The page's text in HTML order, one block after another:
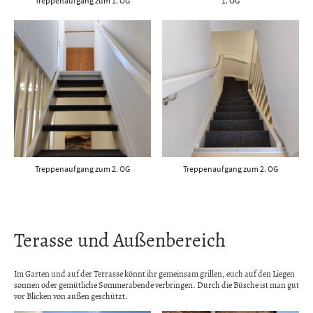
Treppenaufgang zum 2. OG Treppenaufgang zum 2. OG
Terasse und Außenbereich
Im Garten und auf der Terrasse könnt ihr gemeinsam grillen, euch auf den Liegen
sonnen oder gemütliche Sommerabende verbringen. Durch die Büsche ist man gut
vor Blicken von außen geschützt.